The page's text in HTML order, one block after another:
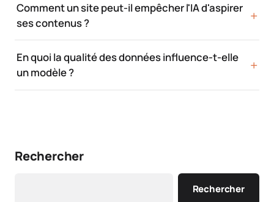
Comment un site peut-il empêcher l'IA d'aspirer
ses contenus ?
En quoi la qualité des données influence-t-elle
un modèle ?
Rechercher
Rechercher